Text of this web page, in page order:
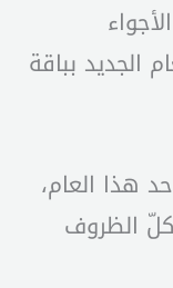
الجديد بباقة
هذا العام،
الظروف